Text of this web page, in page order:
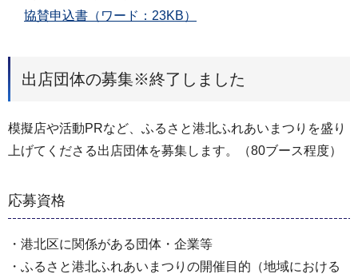
協賛申込書（ワード：23KB）
出店団体の募集※終了しました
模擬店や活動PRなど、ふるさと港北ふれあいまつりを盛り
上げてくださる出店団体を募集します。（80ブース程度）
応募資格
・港北区に関係がある団体・企業等
・ふるさと港北ふれあいまつりの開催目的（地域における